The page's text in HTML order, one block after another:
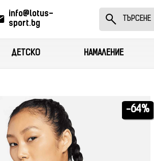
info@lotus-
sport.bg
ДЕТСКО НАМАЛЕНИЕ
-64%